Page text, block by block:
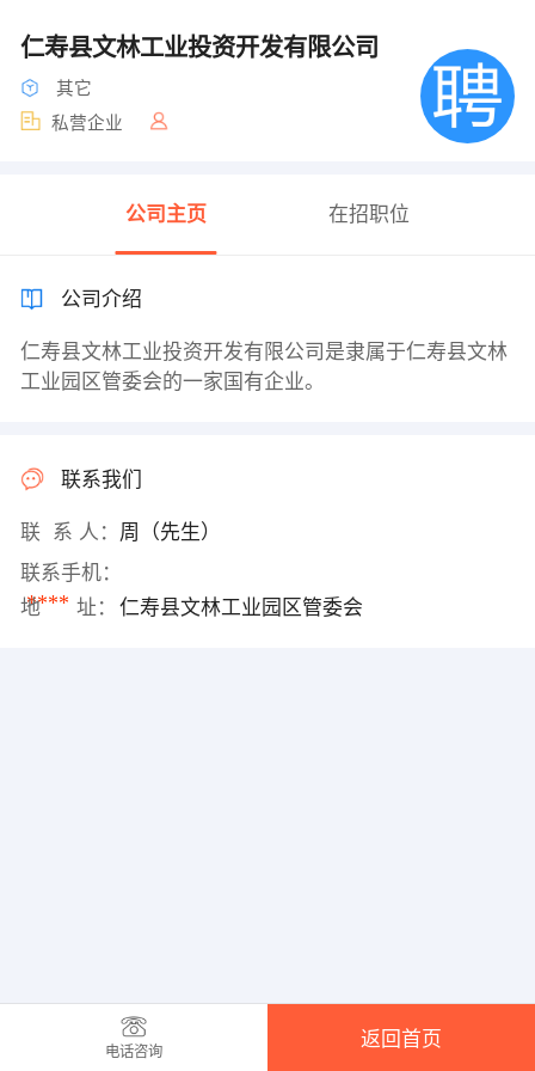
仁寿县文林工业投资开发有限公司
其它
私营企业
公司主页 在招职位
公司介绍
仁寿县文林工业投资开发有限公司是隶属于仁寿县文林
工业园区管委会的一家国有企业。
联系我们
联 系 人： 周（先生）
联系手机：
****
地 址： 仁寿县文林工业园区管委会
电话咨询
返回首页